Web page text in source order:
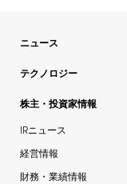
ニュース
テクノロジー
株主・投資家情報
IRニュース
経営情報
財務・業績情報